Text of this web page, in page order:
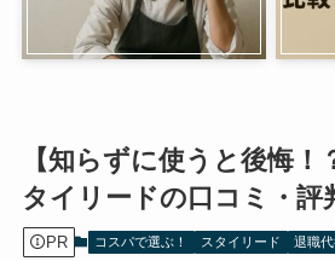
【知らずに使うと後悔！
タイリードの口コミ・評
PR コスパで選ぶ！ スタイリード 退職